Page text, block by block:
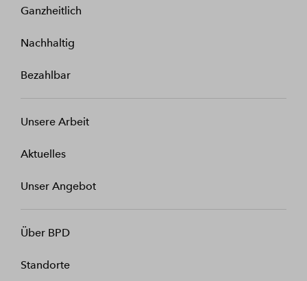
Ganzheitlich
Nachhaltig
Bezahlbar
Unsere Arbeit
Aktuelles
Unser Angebot
Über BPD
Standorte